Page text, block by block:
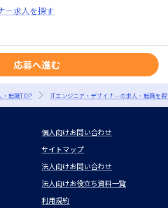
ー求人を探す
応募へ進む
・転職TOP ITエンジニア・デザイナーの求人・転職を
個人向けお問い合わせ
サイトマップ
法人向けお問い合わせ
法人向けお役立ち資料一覧
利用規約